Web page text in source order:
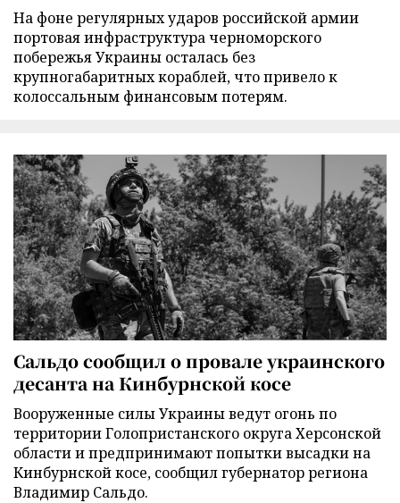
На фоне регулярных ударов российской армии
портовая инфраструктура черноморского
побережья Украины осталась без
крупногабаритных кораблей, что привело к
колоссальным финансовым потерям.
Сальдо сообщил о провале украинского
десанта на Кинбурнской косе
Вооруженные силы Украины ведут огонь по
территории Голопристанского округа Херсонской
области и предпринимают попытки высадки на
Кинбурнской косе, сообщил губернатор региона
Владимир Сальдо.